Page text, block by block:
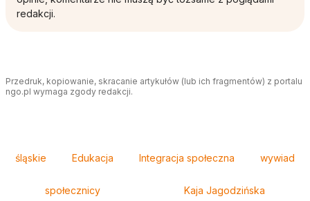
redakcji.
Przedruk, kopiowanie, skracanie artykułów (lub ich fragmentów) z portalu
ngo.pl wymaga zgody redakcji.
śląskie Edukacja Integracja społeczna wywiad
społecznicy Kaja Jagodzińska